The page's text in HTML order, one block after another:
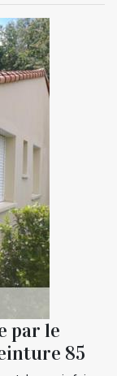
par le
85